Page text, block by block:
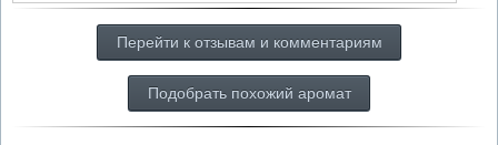
Перейти к отзывам и комментариям
Подобрать похожий аромат